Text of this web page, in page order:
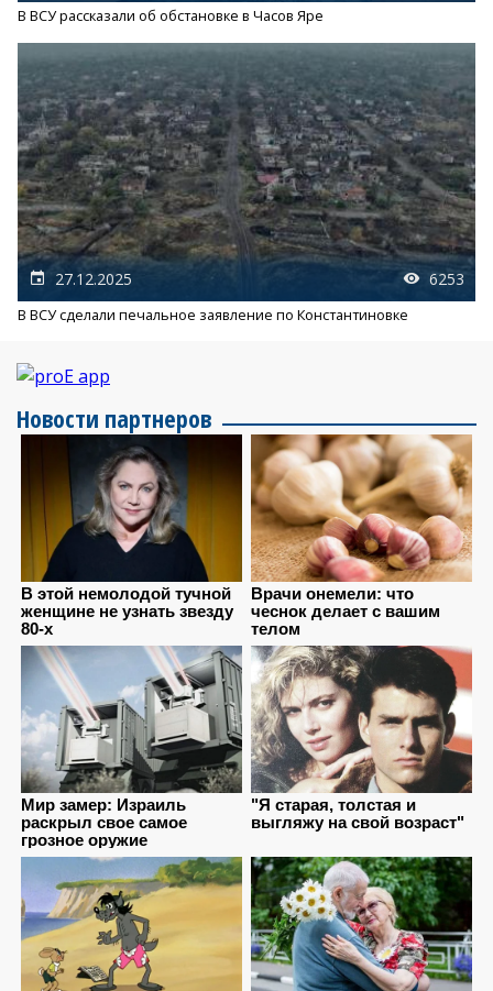
В ВСУ рассказали об обстановке в Часов Яре
27.12.2025 6253
В ВСУ сделали печальное заявление по Константиновке
Новости партнеров